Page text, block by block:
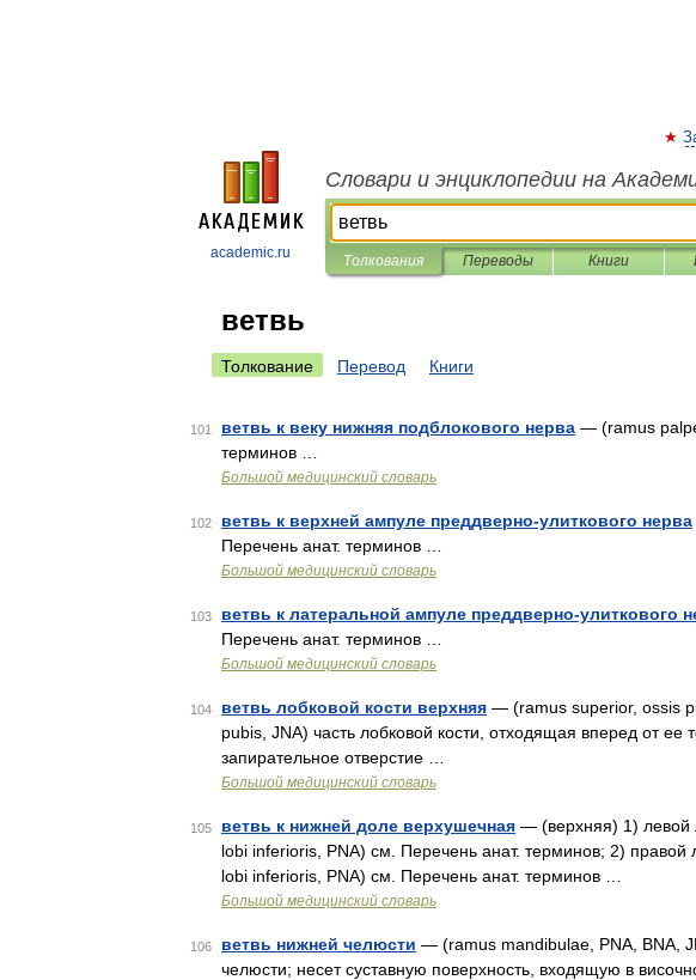
academic.ru
Словари и энциклопедии на
Толкования Переводы Книги
ветвь
Толкование Перевод Книги
101 ветвь к веку нижняя подблокового нерва — (ramus
терминов …
Большой медицинский словарь
102 ветвь к верхней ампуле преддверно-улиткового нерва
Перечень анат. терминов …
Большой медицинский словарь
103 ветвь к латеральной ампуле преддверно-улиткового
Перечень анат. терминов …
Большой медицинский словарь
104 ветвь лобковой кости верхняя — (ramus superior, ossis
pubis, JNA) часть лобковой кости, отходящая вперед от ее
запирательное отверстие …
Большой медицинский словарь
105 ветвь к нижней доле верхушечная — (верхняя) 1) левой
lobi inferioris, PNA) см. Перечень анат. терминов; 2)
lobi inferioris, PNA) см. Перечень анат. терминов …
Большой медицинский словарь
106 ветвь нижней челюсти — (ramus mandibulae, PNA, BNA,
челюсти; несет суставную поверхность, входящую в